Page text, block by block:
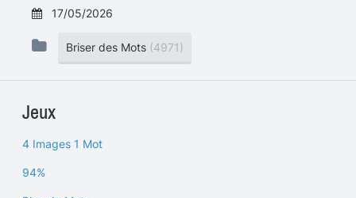
17/05/2026
Briser des Mots (4971)
Jeux
4 Images 1 Mot
94%